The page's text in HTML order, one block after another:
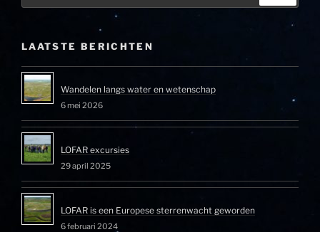
LAATSTE BERICHTEN
Wandelen langs water en wetenschap
6 mei 2026
LOFAR excursies
29 april 2025
LOFAR is een Europese sterrenwacht geworden
6 februari 2024